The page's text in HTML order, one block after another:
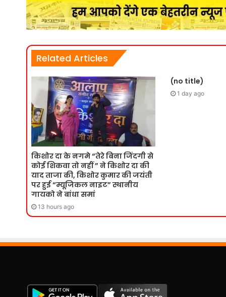
Related Articles
किशोर दा के नगमे “तेरे बिना जिंदगी से
कोई शिकवा तो नहीं ” ने किशोर दा की
याद ताजा की, किशोर कुमार की जयंती
पर हुई “म्यूजिकल नाइट” स्थानीय
गायको ने बांधा समां
13 hours ago
(no title)
1 day ago